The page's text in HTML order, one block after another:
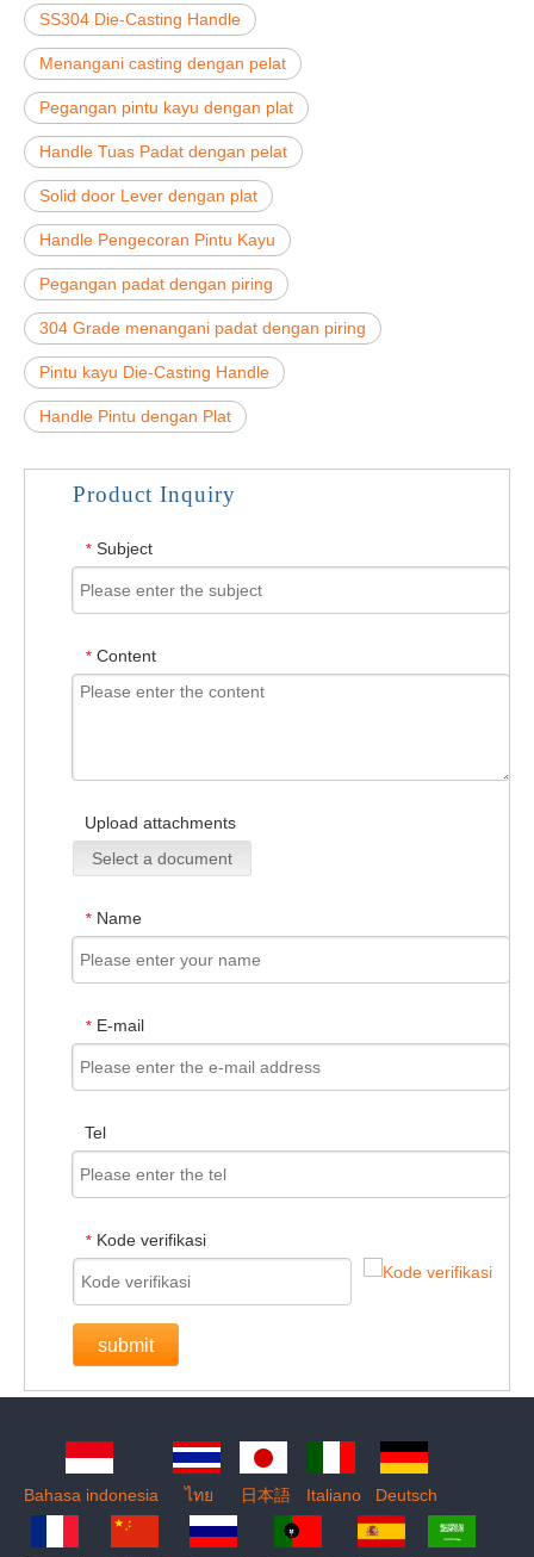
SS304 Die-Casting Handle
Menangani casting dengan pelat
Pegangan pintu kayu dengan plat
Handle Tuas Padat dengan pelat
Solid door Lever dengan plat
Handle Pengecoran Pintu Kayu
Pegangan padat dengan piring
304 Grade menangani padat dengan piring
Pintu kayu Die-Casting Handle
Handle Pintu dengan Plat
Product Inquiry
* Subject
* Content
Upload attachments
Select a document
* Name
* E-mail
Tel
* Kode verifikasi
submit
Bahasa indonesia ไทย 日本語 Italiano Deutsch